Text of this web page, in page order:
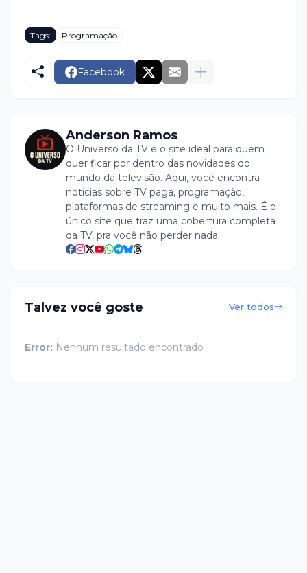
Tags: Programação
Facebook
Anderson Ramos
O Universo da TV é o site ideal para quem
quer ficar por dentro das novidades do
mundo da televisão. Aqui, você encontra
notícias sobre TV paga, programação,
plataformas de streaming e muito mais. É o
único site que traz uma cobertura completa
da TV, pra você não perder nada.
Talvez você goste Ver todos
Error: Nenhum resultado encontrado